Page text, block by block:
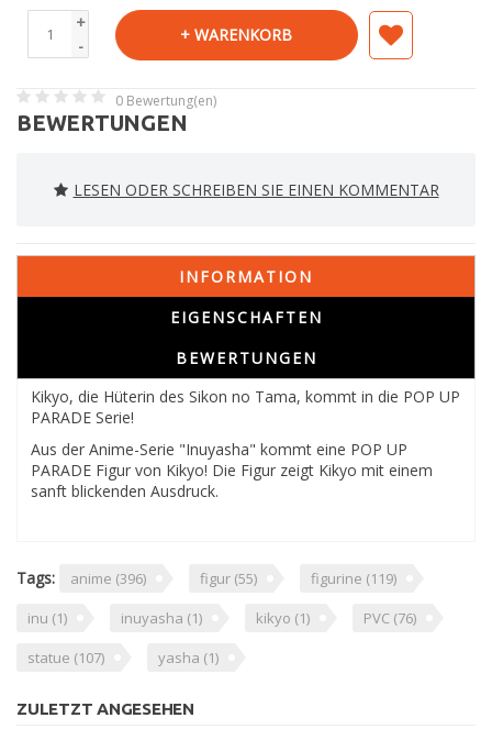
+
-
+ WARENKORB
0 Bewertung(en)
BEWERTUNGEN
LESEN ODER SCHREIBEN SIE EINEN KOMMENTAR
INFORMATION
EIGENSCHAFTEN
BEWERTUNGEN
Kikyo, die Hüterin des Sikon no Tama, kommt in die POP UP
PARADE Serie!
Aus der Anime-Serie "Inuyasha" kommt eine POP UP
PARADE Figur von Kikyo! Die Figur zeigt Kikyo mit einem
sanft blickenden Ausdruck.
Tags: anime (396) figur (55) figurine (119)
inu (1) inuyasha (1) kikyo (1) PVC (76)
statue (107) yasha (1)
ZULETZT ANGESEHEN